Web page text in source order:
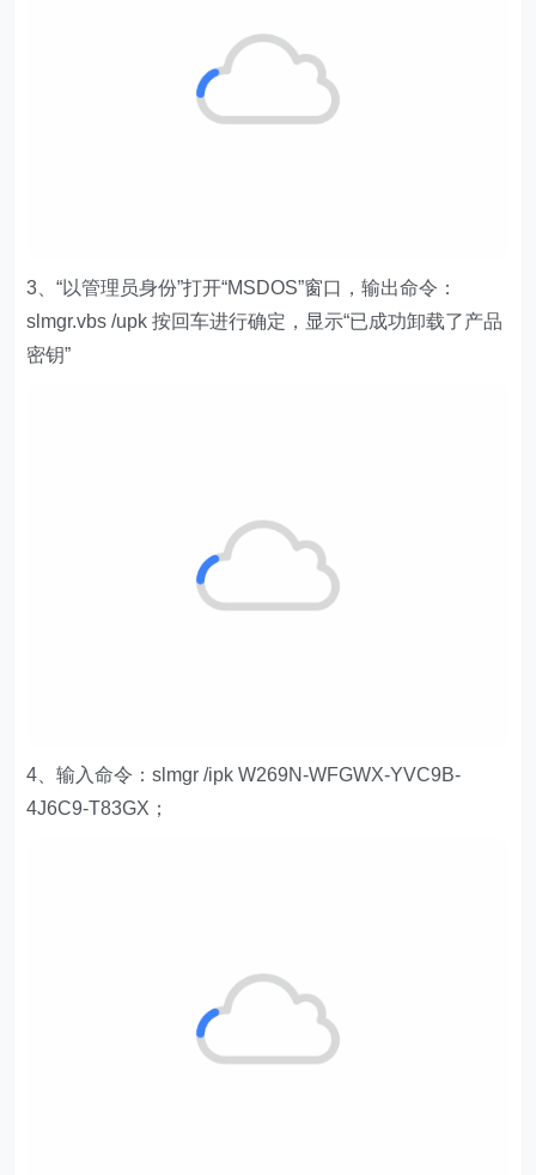
3、“以管理员身份”打开“MSDOS”窗口，输出命令：
slmgr.vbs /upk 按回车进行确定，显示“已成功卸载了产品
密钥”
4、输入命令：slmgr /ipk W269N-WFGWX-YVC9B-
4J6C9-T83GX；